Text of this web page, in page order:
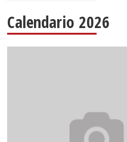
Calendario 2026